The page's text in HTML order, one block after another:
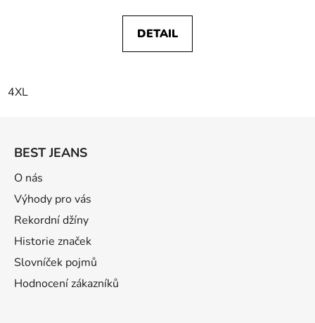
DETAIL
4XL
BEST JEANS
O nás
Výhody pro vás
Rekordní džíny
Historie značek
Slovníček pojmů
Hodnocení zákazníků